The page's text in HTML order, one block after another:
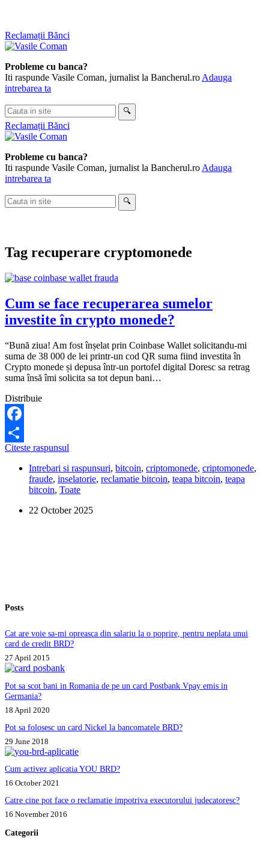
Skip
to
Reclamații Bănci
Probleme cu banca?
Iti raspunde Vasile Coman, jurnalist la Bancherul.ro Adauga
intrebarea ta
Cauta
in
site
🔍
Reclamații Bănci
Probleme cu banca?
Iti raspunde Vasile Coman, jurnalist la Bancherul.ro Adauga
intrebarea ta
Cauta
in
🔍
Tag recuperare cryptomonede
Cum se face recuperarea sumelor
investite în crypto monede?
“Bună ziua! Am fost înșelat prin Coinbase Wallet solicitandu-mi
suma de 38 000 de lei printr-un cod QR suma fiind investita în
Crypto monede și depusa într-un portofel digital Doresc sa retrag
suma însă îmi solicita sa tot depun bani…
Distribuie
Facebook
Share
Citeste raspunsul
face
recuperarea
sumelor
în
Intrebari si raspunsuri, bitcoin, criptomonede, criptomonede,
fraude, inselatorie, reclamatie bitcoin, teapa bitcoin, teapa
bitcoin, Toate
22 October 2025
Posts
Cat are voie sa-mi opreasca din salariu la o poprire, pentru neplata unui
card de credit BRD?
27 April 2015
Pot sa scot bani in Romania de pe un card Postbank Vpay emis in
Germania?
18 April 2020
Pot sa folosesc un card Nickel la bancomatele BRD?
29 June 2018
Cum activez aplicatia YOU BRD?
16 October 2021
Catre cine pot face o reclamatie impotriva executorului judecatoresc?
16 November 2016
Categorii